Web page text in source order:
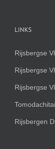
LINKS
Rijsbergse
Rijsbergse
Rijsbergse
Rijsbergen